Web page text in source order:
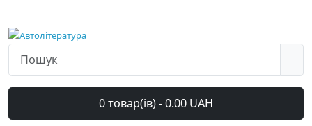
0 товар(ів) - 0.00 UAH